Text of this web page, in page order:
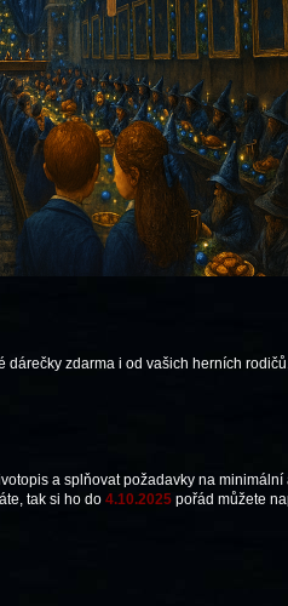
zdarma i od vašich herních
a splňovat požadavky na minimální
tak si ho do 4.10.2025pořád můžete